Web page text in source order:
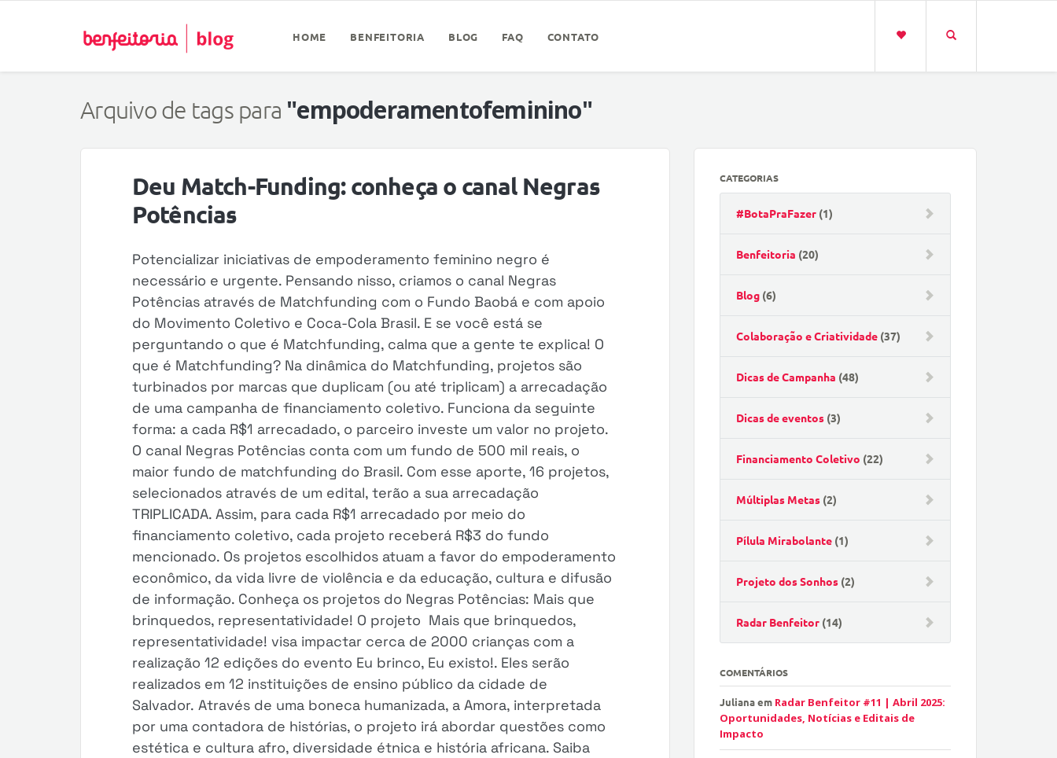
HOME BENFEITORIA BLOG FAQ CONTATO
Arquivo de tags para "empoderamentofeminino"
Deu Match-Funding: conheça o canal Negras
Potências
Potencializar iniciativas de empoderamento feminino negro é
necessário e urgente. Pensando nisso, criamos o canal Negras
Potências através de Matchfunding com o Fundo Baobá e com apoio
do Movimento Coletivo e Coca-Cola Brasil. E se você está se
perguntando o que é Matchfunding, calma que a gente te explica! O
que é Matchfunding? Na dinâmica do Matchfunding, projetos são
turbinados por marcas que duplicam (ou até triplicam) a arrecadação
de uma campanha de financiamento coletivo. Funciona da seguinte
forma: a cada R$1 arrecadado, o parceiro investe um valor no projeto.
O canal Negras Potências conta com um fundo de 500 mil reais, o
maior fundo de matchfunding do Brasil. Com esse aporte, 16 projetos,
selecionados através de um edital, terão a sua arrecadação
TRIPLICADA. Assim, para cada R$1 arrecadado por meio do
financiamento coletivo, cada projeto receberá R$3 do fundo
mencionado. Os projetos escolhidos atuam a favor do empoderamento
econômico, da vida livre de violência e da educação, cultura e difusão
de informação. Conheça os projetos do Negras Potências: Mais que
brinquedos, representatividade! O projeto Mais que brinquedos,
representatividade! visa impactar cerca de 2000 crianças com a
realização 12 edições do evento Eu brinco, Eu existo!. Eles serão
realizados em 12 instituições de ensino público da cidade de
Salvador. Através de uma boneca humanizada, a Amora, interpretada
por uma contadora de histórias, o projeto irá abordar questões como
estética e cultura afro, diversidade étnica e história africana. Saiba
CATEGORIAS
#BotaPraFazer (1)
Benfeitoria (20)
Blog (6)
Colaboração e Criatividade (37)
Dicas de Campanha (48)
Dicas de eventos (3)
Financiamento Coletivo (22)
Múltiplas Metas (2)
Pílula Mirabolante (1)
Projeto dos Sonhos (2)
Radar Benfeitor (14)
COMENTÁRIOS
Julianaem Radar Benfeitor #11 | Abril 2025:
Oportunidades, Notícias e Editais de
Impacto